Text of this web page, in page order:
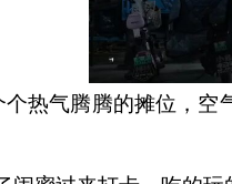
热气腾腾的摊位，